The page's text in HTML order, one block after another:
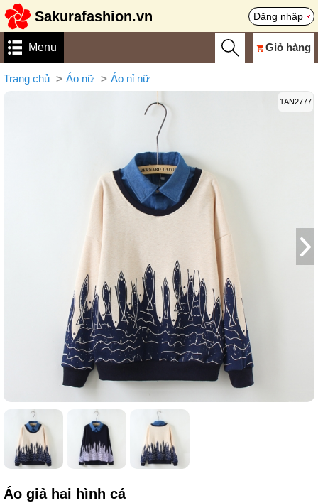
Sakurafashion.vn Đăng nhập
Menu Giỏ hàng
Trang chủ Áo nữ Áo nỉ nữ
1AN2777
Áo giả hai hình cá